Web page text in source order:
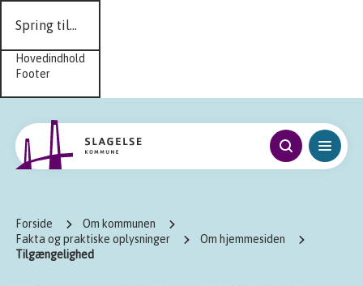
Spring til...
Hovedindhold
Footer
Forside
Om kommunen
Fakta og praktiske oplysninger
Om hjemmesiden
Tilgængelighed